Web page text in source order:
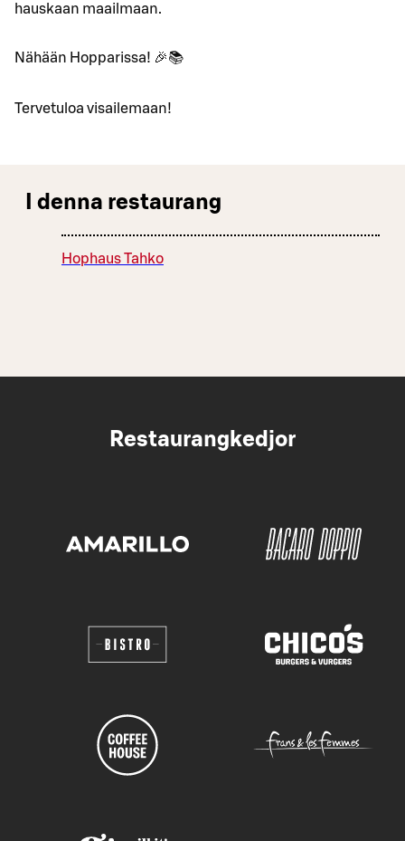
hauskaan maailmaan.
Nähään Hopparissa! 🎉📚
Tervetuloa visailemaan!
I denna restaurang
Hophaus Tahko
Restaurangkedjor